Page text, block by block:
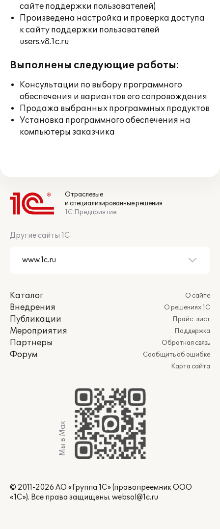
сайте поддержки пользователей)
Произведена настройка и проверка доступа
к сайту поддержки пользователей
users.v8.1c.ru
Выполнены следующие работы:
Консультации по выбору программного
обеспечения и вариантов его сопровождения
Продажа выбранных программных продуктов
Установка программного обеспечения на
компьютеры заказчика
Отраслевые
и специализированные решения
1С:Предприятие
Другие сайты 1С
Каталог
Внедрения
Публикации
Мероприятия
Партнеры
Форум
О сайте
О решениях 1С
Прайс-лист
Поддержка
Обратная связь
Сообщить об ошибке
Карта сайта
Мы в Max
© 2011-2026 АО «Группа 1С» (правопреемник ООО
«1С»). Все права защищены. websol@1c.ru